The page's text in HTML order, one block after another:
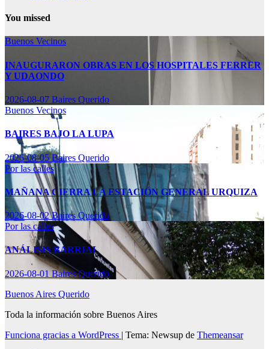
You missed
Buenos Vecinos
INAUGURARON OBRAS EN LOS HOSPITALES FERRER
Y UDAONDO
2026-08-07 Baires Querido
Buenos Vecinos
BAIRES BAJO LA LUPA
2026-08-05Baires Querido
Por las calles
MAÑANA CIERRA LA ESTACIÓN GENERAL URQUIZA
2026-08-02Baires Querido
Por las calles
ANÁLISIS BARRIAL
2026-08-01Baires Querido
Buenos Aires Querido
Toda la información sobre Buenos Aires
Funciona gracias a WordPress | Tema: Newsup de Themeansar